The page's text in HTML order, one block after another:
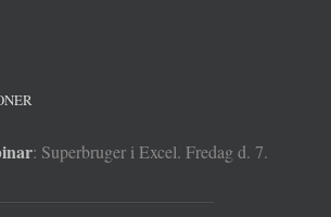
: Superbruger i Excel. Fredag d. 7.